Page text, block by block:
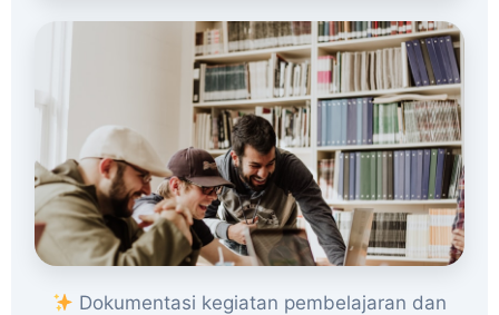
Dokumentasi kegiatan pembelajaran dan